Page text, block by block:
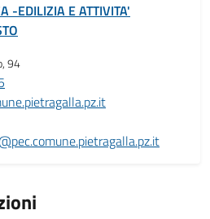
-EDILIZIA E ATTIVITA'
94